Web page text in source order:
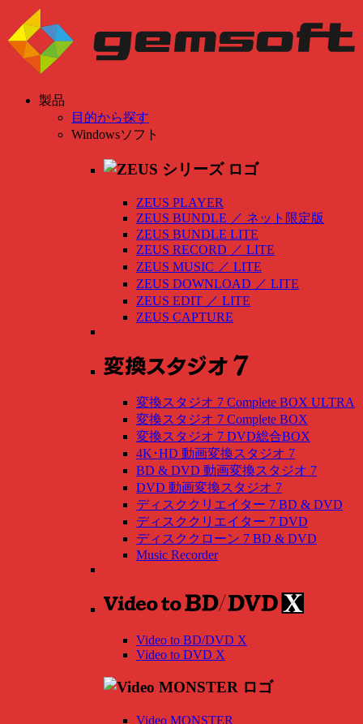
製品
目的から探す
Windowsソフト
ZEUS PLAYER
ZEUS BUNDLE ／ ネット限定版
ZEUS BUNDLE LITE
ZEUS RECORD ／ LITE
ZEUS MUSIC ／ LITE
ZEUS DOWNLOAD ／ LITE
ZEUS EDIT ／ LITE
ZEUS CAPTURE
変換スタジオ 7 Complete BOX ULTRA
変換スタジオ 7 Complete BOX
変換スタジオ 7 DVD総合BOX
4K･HD 動画変換スタジオ 7
BD & DVD 動画変換スタジオ 7
DVD 動画変換スタジオ 7
ディスククリエイター 7 BD & DVD
ディスククリエイター 7 DVD
ディスククローン 7 BD & DVD
Music Recorder
Video to BD/DVD X
Video to DVD X
Video MONSTER